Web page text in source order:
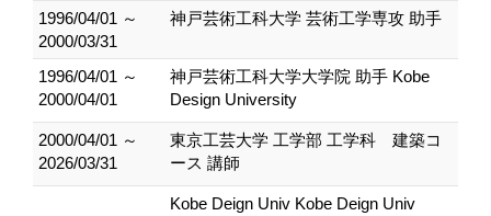
1996/04/01 ～
2000/03/31
神戸芸術工科大学 芸術工学専攻 助手
1996/04/01 ～
2000/04/01
神戸芸術工科大学大学院 助手 Kobe
Design University
2000/04/01 ～
2026/03/31
東京工芸大学 工学部 工学科 建築コ
ース 講師
Kobe Deign Univ Kobe Deign Univ